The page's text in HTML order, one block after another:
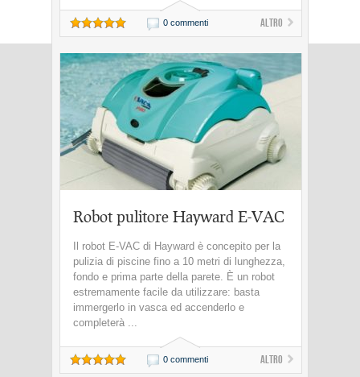
0 commenti Altro
Robot pulitore Hayward E-VAC
Il robot E-VAC di Hayward è concepito per la
pulizia di piscine fino a 10 metri di lunghezza,
fondo e prima parte della parete. È un robot
estremamente facile da utilizzare: basta
immergerlo in vasca ed accenderlo e
completerà ...
0 commenti Altro